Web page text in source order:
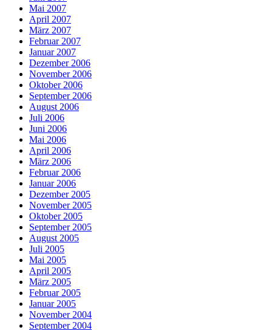
Mai 2007
April 2007
März 2007
Februar 2007
Januar 2007
Dezember 2006
November 2006
Oktober 2006
September 2006
August 2006
Juli 2006
Juni 2006
Mai 2006
April 2006
März 2006
Februar 2006
Januar 2006
Dezember 2005
November 2005
Oktober 2005
September 2005
August 2005
Juli 2005
Mai 2005
April 2005
März 2005
Februar 2005
Januar 2005
November 2004
September 2004